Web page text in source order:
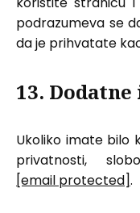
podrazumeva se
da je prihvatate
13.
Ukoliko imate bilo
privatnosti,
[email protected].